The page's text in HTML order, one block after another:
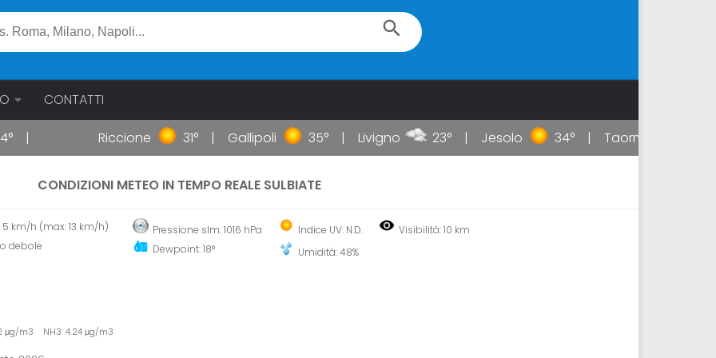
CONTATTI
Riccione 31° Gallipoli 35° Livigno 23° Jesolo 34° Taormina
CONDIZIONI METEO IN TEMPO REALE SULBIATE
5 km/h (max: 13 km/h)
debole
Pressione slm: 1016 hPa
Dewpoint: 18°
Indice UV: N.D.
Umidità: 48%
Visibilità: 10 km
μg/m3 NH3: 4.24 μg/m3